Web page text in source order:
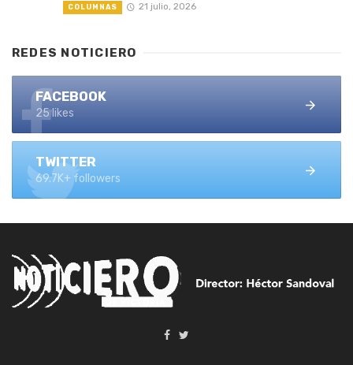
COLUMNAS 21 julio, 2026
REDES NOTICIERO
FACEBOOK
25 likes
TWITTER
69.7K+ followers